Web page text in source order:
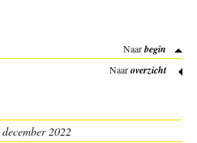
Naarbegin
Naaroverzicht
december 2022